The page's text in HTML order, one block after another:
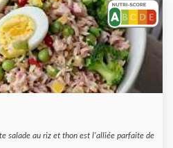
salade au riz et thon est l'alliée parfaite de